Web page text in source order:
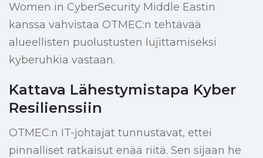
Women in CyberSecurity Middle Eastin
kanssa vahvistaa OTMEC:n tehtävää
alueellisten puolustusten lujittamiseksi
kyberuhkia vastaan.
Kattava Lähestymistapa Kyber
Resilienssiin
OTMEC:n IT-johtajat tunnustavat, ettei
pinnalliset ratkaisut enää riitä. Sen sijaan he